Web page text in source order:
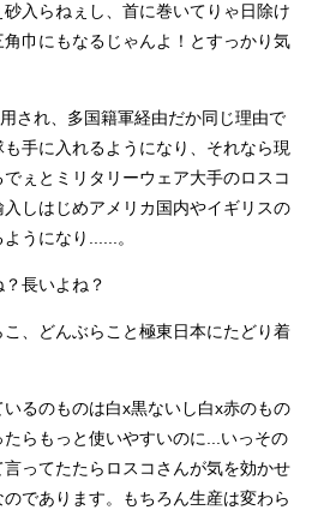
入らねぇし、首に巻いてりゃ日除け
巾にもなるじゃんよ！とすっかり気
され、多国籍軍経由だか同じ理由で
手に入れるようになり、それなら現
ぇとミリタリーウェア大手のロスコ
しはじめアメリカ国内やイギリスの
うになり......。
長いよね？
、どんぶらこと極東日本にたどり着
るのものは白x黒ないし白x赤のもの
らもっと使いやすいのに...いっその
ってたたらロスコさんが気を効かせ
であります。もちろん生産は変わら